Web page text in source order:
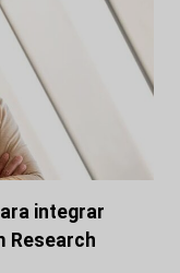
integrar
Research